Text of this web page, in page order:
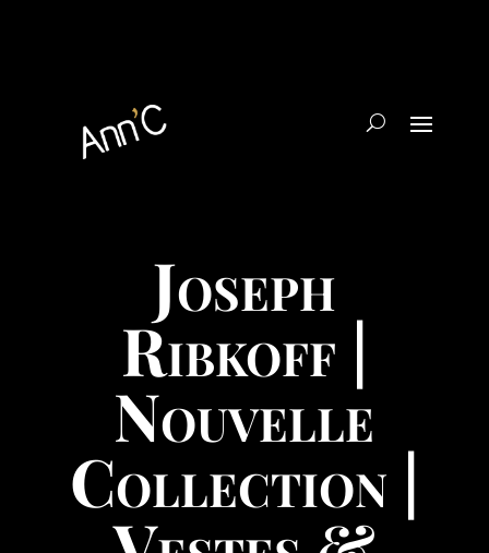
Joseph
Ribkoff |
Nouvelle
Collection |